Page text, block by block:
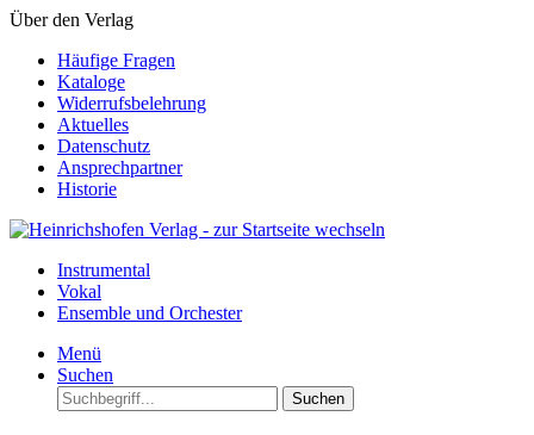
Über den Verlag
Häufige Fragen
Kataloge
Widerrufsbelehrung
Aktuelles
Datenschutz
Ansprechpartner
Historie
Instrumental
Vokal
Ensemble und Orchester
Menü
Suchen
Suchen